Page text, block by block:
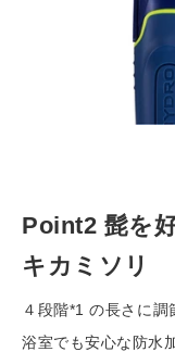
Point2 髭を
キカミソリ
４段階*1 の長さに調
浴室でも安心な防水